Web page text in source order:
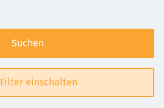
Suchen
Filter einschalten